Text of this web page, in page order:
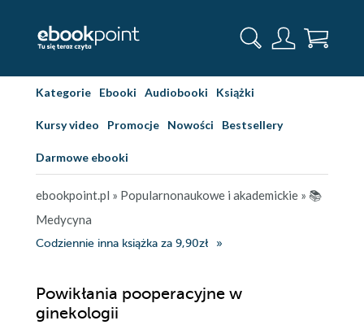
Kategorie Ebooki Audiobooki Książki
Kursy video Promocje Nowości Bestsellery
Darmowe ebooki
ebookpoint.pl » Popularnonaukowe i akademickie » 📚
Medycyna
Codziennie inna książka za 9,90zł
Powikłania pooperacyjne w
ginekologii